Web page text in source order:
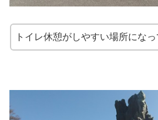
トイレ休憩がしやすい場所になっ